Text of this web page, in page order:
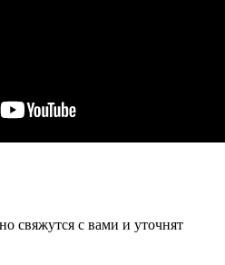
свяжутся с вами и уточнят